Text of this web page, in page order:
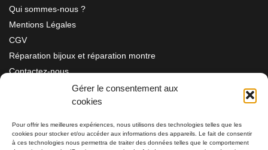
Gérer le consentement aux
cookies
Pour offrir les meilleures expériences, nous utilisons des technologies telles que les
cookies pour stocker et/ou accéder aux informations des appareils. Le fait de consentir
à ces technologies nous permettra de traiter des données telles que le comportement
Qui sommes-nous ?
Mentions Légales
CGV
Réparation bijoux et réparation montre
Contactez-nous
Information
Bijouterie SIAUD11 rue Masséna 06000 NICE